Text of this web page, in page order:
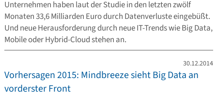
Unternehmen haben laut der Studie in den letzten zwölf
Monaten 33,6 Milliarden Euro durch Datenverluste eingebüßt.
Und neue Herausforderung durch neue IT-Trends wie Big Data,
Mobile oder Hybrid-Cloud stehen an.
30.12.2014
Vorhersagen 2015: Mindbreeze sieht Big Data an
vorderster Front